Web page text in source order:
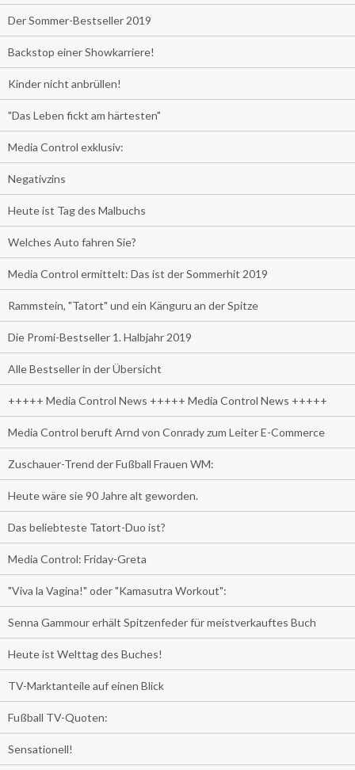
Der Sommer-Bestseller 2019
Backstop einer Showkarriere!
Kinder nicht anbrüllen!
"Das Leben fickt am härtesten"
Media Control exklusiv:
Negativzins
Heute ist Tag des Malbuchs
Welches Auto fahren Sie?
Media Control ermittelt: Das ist der Sommerhit 2019
Rammstein, "Tatort" und ein Känguru an der Spitze
Die Promi-Bestseller 1. Halbjahr 2019
Alle Bestseller in der Übersicht
+++++ Media Control News +++++ Media Control News +++++
Media Control beruft Arnd von Conrady zum Leiter E-Commerce
Zuschauer-Trend der Fußball Frauen WM:
Heute wäre sie 90 Jahre alt geworden.
Das beliebteste Tatort-Duo ist?
Media Control: Friday-Greta
"Viva la Vagina!" oder "Kamasutra Workout":
Senna Gammour erhält Spitzenfeder für meistverkauftes Buch
Heute ist Welttag des Buches!
TV-Marktanteile auf einen Blick
Fußball TV-Quoten:
Sensationell!